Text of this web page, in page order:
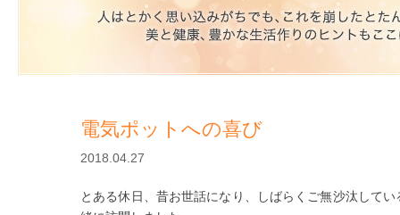
電気ポットへの喜び
2018.04.27
とある休日、昔お世話になり、しばらくご無沙汰して